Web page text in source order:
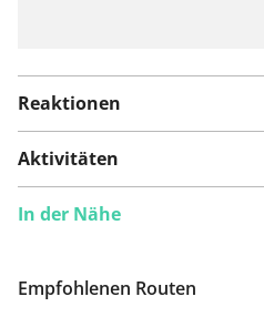
Reaktionen
Aktivitäten
In der Nähe
Empfohlenen Routen